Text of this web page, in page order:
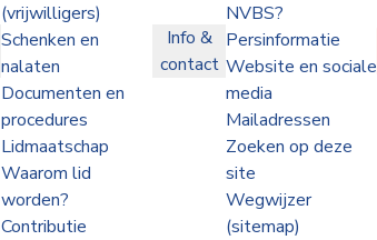
(vrijwilligers)
Schenken en
nalaten
Documenten en
procedures
Lidmaatschap
Waarom lid
worden?
Contributie
Info &
contact
NVBS?
Persinformatie
Website en sociale
media
Mailadressen
Zoeken op deze
site
Wegwijzer
(sitemap)